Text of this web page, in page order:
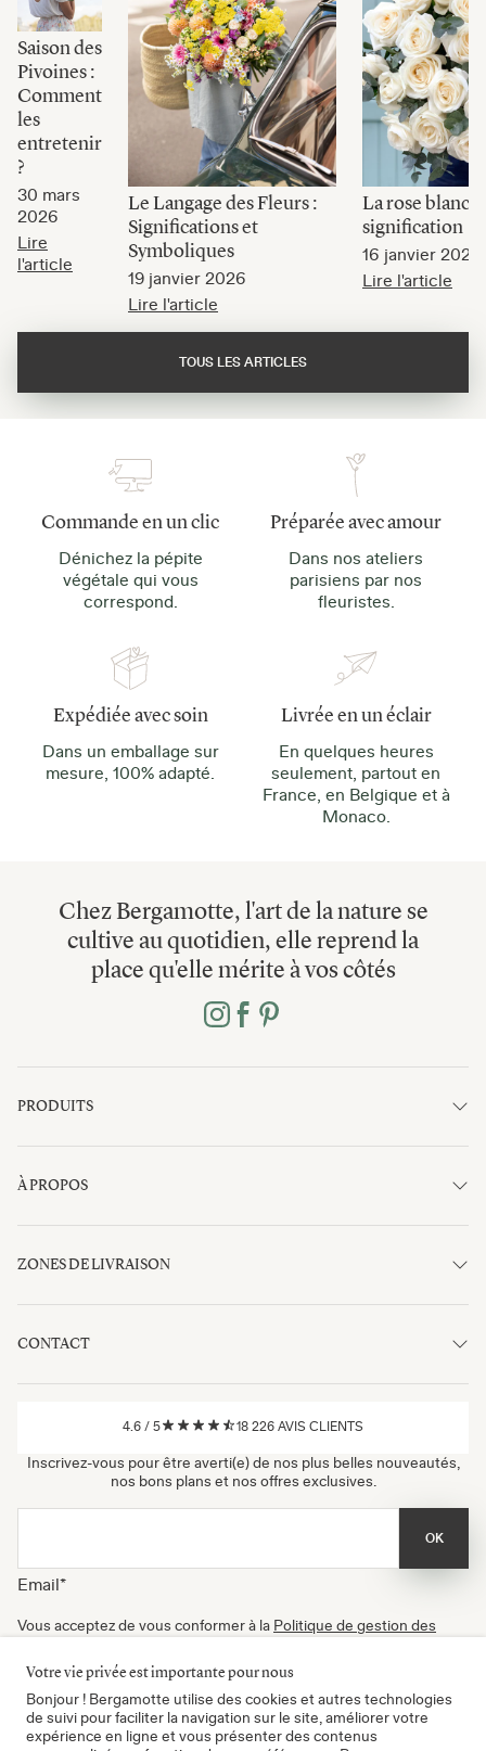
Saison des
Pivoines :
Comment
les
entretenir
?
30 mars
2026
Lire
l'article
Le Langage des Fleurs :
Significations et
Symboliques
19 janvier 2026
Lire l'article
La rose
signification
16 janvier 2026
Lire l'article
TOUS LES ARTICLES
Commande en un clic
Dénichez la pépite
végétale qui vous
correspond.
Préparée avec amour
Dans nos ateliers
parisiens par nos
fleuristes.
Expédiée avec soin
Dans un emballage sur
mesure, 100% adapté.
Livrée en un éclair
En quelques heures
seulement, partout en
France, en Belgique et à
Monaco.
Chez Bergamotte, l'art de la nature se
cultive au quotidien, elle reprend la
place qu'elle mérite à vos côtés
PRODUITS
À PROPOS
ZONES DE LIVRAISON
CONTACT
4.6 / 5 18 226 AVIS CLIENTS
Inscrivez-vous pour être averti(e) de nos plus belles nouveautés,
nos bons plans et nos offres exclusives.
Email*
OK
Vous acceptez de vous conformer à la Politique de gestion des
newsletters. Vous pouvez vous désinscrire à tout moment.
Certifié B Corp
Votre vie privée est importante pour nous
Bonjour ! Bergamotte utilise des cookies et autres technologies
de suivi pour faciliter la navigation sur le site, améliorer votre
expérience en ligne et vous présenter des contenus